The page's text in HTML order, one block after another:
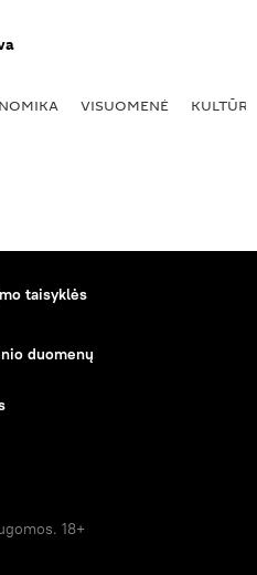
VISUOMENĖ KULTŪRA
taisyklės
duomenų
18+